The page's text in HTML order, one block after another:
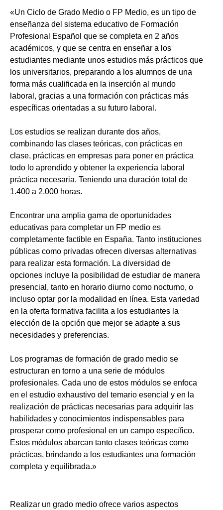
«Un Ciclo de Grado Medio o FP Medio, es un tipo de
enseñanza del sistema educativo de Formación
Profesional Español que se completa en 2 años
académicos, y que se centra en enseñar a los
estudiantes mediante unos estudios más prácticos que
los universitarios, preparando a los alumnos de una
forma más cualificada en la inserción al mundo
laboral, gracias a una formación con prácticas más
específicas orientadas a su futuro laboral.
Los estudios se realizan durante dos años,
combinando las clases teóricas, con prácticas en
clase, prácticas en empresas para poner en práctica
todo lo aprendido y obtener la experiencia laboral
práctica necesaria. Teniendo una duración total de
1.400 a 2.000 horas.
Encontrar una amplia gama de oportunidades
educativas para completar un FP medio es
completamente factible en España. Tanto instituciones
públicas como privadas ofrecen diversas alternativas
para realizar esta formación. La diversidad de
opciones incluye la posibilidad de estudiar de manera
presencial, tanto en horario diurno como nocturno, o
incluso optar por la modalidad en línea. Esta variedad
en la oferta formativa facilita a los estudiantes la
elección de la opción que mejor se adapte a sus
necesidades y preferencias.
Los programas de formación de grado medio se
estructuran en torno a una serie de módulos
profesionales. Cada uno de estos módulos se enfoca
en el estudio exhaustivo del temario esencial y en la
realización de prácticas necesarias para adquirir las
habilidades y conocimientos indispensables para
prosperar como profesional en un campo específico.
Estos módulos abarcan tanto clases teóricas como
prácticas, brindando a los estudiantes una formación
completa y equilibrada.»
Realizar un grado medio ofrece varios aspectos